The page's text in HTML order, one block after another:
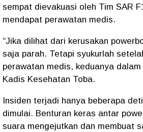
sempat dievakuasi oleh Tim SAR
mendapat perawatan medis.
“Jika dilihat dari kerusakan
saja parah. Tetapi syukurlah
perawatan medis, keduanya
Kadis Kesehatan Toba.
Insiden terjadi hanya beberapa
dimulai. Benturan keras antar
suara mengejutkan dan membuat